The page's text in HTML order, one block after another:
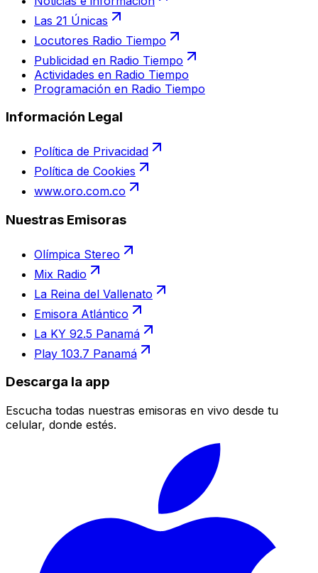
Las 21 Únicas
Locutores Radio Tiempo
Publicidad en Radio Tiempo
Actividades en Radio Tiempo
Programación en Radio Tiempo
Información Legal
Política de Privacidad
Política de Cookies
www.oro.com.co
Nuestras Emisoras
Olímpica Stereo
Mix Radio
La Reina del Vallenato
Emisora Atlántico
La KY 92.5 Panamá
Play 103.7 Panamá
Descarga la app
Escucha todas nuestras emisoras en vivo desde tu
celular, donde estés.